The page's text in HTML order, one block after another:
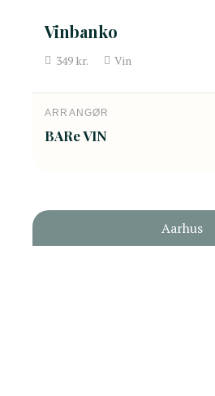
Vinbanko
349kr. Vin
ARRANGØR
BARe VIN
Aarhus